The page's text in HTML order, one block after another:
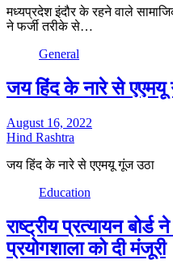
मध्यप्रदेश इंदौर के रहने वाले
ने फर्जी तरीके से…
General
जय हिंद के नारे से एएमयू
August 16, 2022
Hind Rashtra
जय हिंद के नारे से एएमयू गूंज उठा
Education
राष्ट्रीय प्रत्यायन बोर्ड
प्रयोगशाला को दी मंजूरी